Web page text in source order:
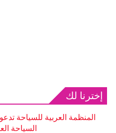
إخترنا لك
المنظمة العربية للسياحة
السياحة